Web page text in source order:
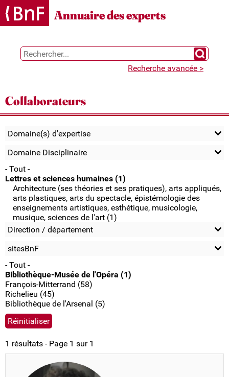
Gestion des cookies
Annuaire des experts
Chercher
Recherche avancée >
Collaborateurs
Domaine(s) d'expertise
Domaine Disciplinaire
- Tout -
Lettres et sciences humaines (1)
Architecture (ses théories et ses pratiques), arts appliqués,
arts plastiques, arts du spectacle, épistémologie des
enseignements artistiques, esthétique, musicologie,
musique, sciences de l'art (1)
Direction / département
sitesBnF
- Tout -
Bibliothèque-Musée de l'Opéra (1)
François-Mitterrand (58)
Richelieu (45)
Bibliothèque de l'Arsenal (5)
1 résultats - Page 1 sur 1